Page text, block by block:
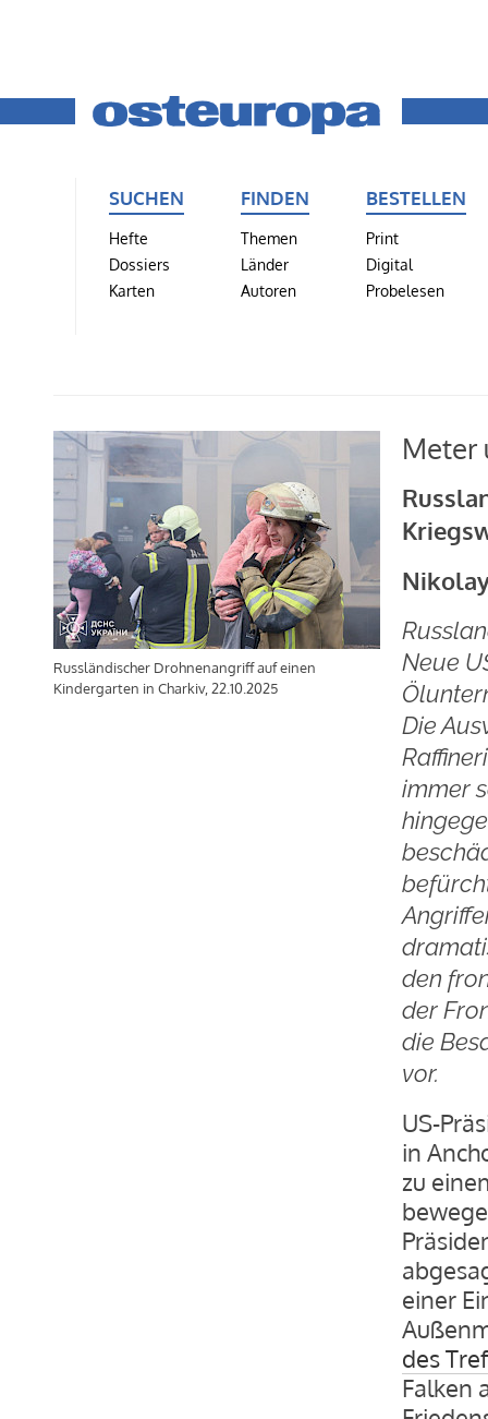
SUCHEN
Hefte
Dossiers
Karten
FINDEN
Themen
Länder
Autoren
BESTELLEN
Print
Digital
Probelesen
Russländischer Drohnenangriff auf einen
Kindergarten in Charkiv, 22.10.2025
Meter
Neue
Die
immer
den
der
die
vor.
US-
in
zu
einer
des
Falken